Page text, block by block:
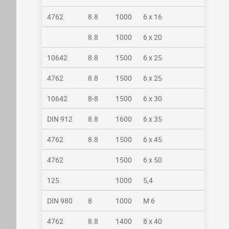
4762 8.8 1000 6 x 16
8.8 1000 6 x 20
10642 8.8 1500 6 x 25
4762 8.8 1500 6 x 25
10642 8-8 1500 6 x 30
DIN 912 8.8 1600 6 x 35
4762 8.8 1500 6 x 45
4762 1500 6 x 50
125 1000 5,4
DIN 980 8 1000 M 6
4762 8.8 1400 8 x 40